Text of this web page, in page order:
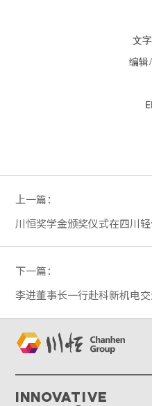
文
编辑
上一篇：
川恒奖学金颁奖仪式在四川
下一篇：
李进董事长一行赴科新机电
Innovative